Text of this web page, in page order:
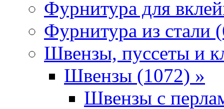
Фурнитура для
Фурнитура из стали
Швензы, пуссеты и
Швензы (1072) »
Швензы с